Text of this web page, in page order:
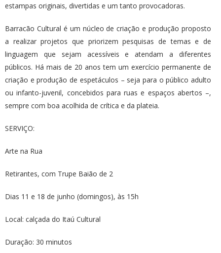
estampas originais, divertidas e um tanto provocadoras.
Barracão Cultural é um núcleo de criação e produção proposto
a realizar projetos que priorizem pesquisas de temas e de
linguagem que sejam acessíveis e atendam a diferentes
públicos. Há mais de 20 anos tem um exercício permanente de
criação e produção de espetáculos – seja para o público adulto
ou infanto-juvenil, concebidos para ruas e espaços abertos –,
sempre com boa acolhida de crítica e da plateia.
SERVIÇO:
Arte na Rua
Retirantes, com Trupe Baião de 2
Dias 11 e 18 de junho (domingos), às 15h
Local: calçada do Itaú Cultural
Duração: 30 minutos